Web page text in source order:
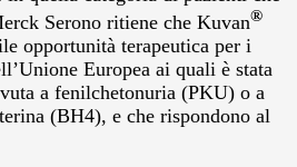
Serono ritiene che Kuvan®
opportunità terapeutica per i
Europea ai quali è stata
a fenilchetonuria (PKU) o a
(BH4), e che rispondono al